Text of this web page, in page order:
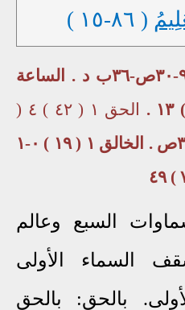
( ٨٦-١٥ )
٣ ٩-٣٠ص-٣٦ب د . الساعة
الحق ١ ( ٤٢ ) ٤ (
٣ ٩-٣٠ص . الخالق ١ ( ١٩ ) ٠-١
السبع وعالم
السماء الأولى
بالحق: بالحق